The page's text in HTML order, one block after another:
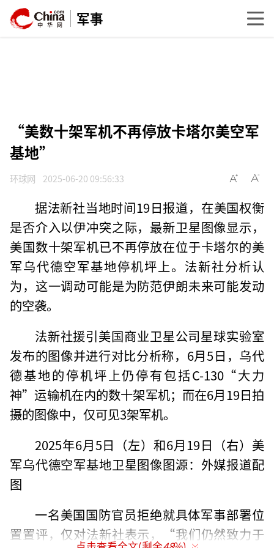
军事
“美数十架军机不再停放卡塔尔美空军
基地”
环球网 2025-06-20 09:56:33
据法新社当地时间19日报道，在美国权衡
是否介入以伊冲突之际，最新卫星图像显示，
美国数十架军机已不再停放在位于卡塔尔的美
军乌代德空军基地停机坪上。法新社分析认
为，这一调动可能是为防范伊朗未来可能发动
的空袭。
法新社援引美国商业卫星公司星球实验室
发布的图像并进行对比分析称，6月5日，乌代
德基地的停机坪上仍停有包括C-130“大力
神”运输机在内的数十架军机；而在6月19日拍
摄的图像中，仅可见3架军机。
2025年6月5日（左）和6月19日（右）美
军乌代德空军基地卫星图像图源：外媒报道配
图
一名美国国防官员拒绝就具体军事部署位
置置评，仅对法新社表示，“我们仍然致力于